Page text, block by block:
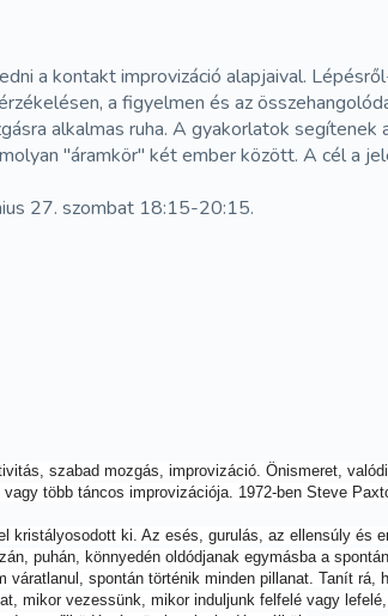
a kontakt improvizáció alapjaival.
a figyelmen és az
alkalmas ruha. A gyakorlatok segítenek
"áramkör" két ember között. A cél a
27. szombat 18:15-20:15.
szabad mozgás, improvizáció. Önismeret,
több táncos improvizációja. 1972-ben Steve
ki. Az esés, gurulás, az ellensúly és
puhán, könnyedén oldódjanak egymásba a
spontán történik minden pillanat. Tanít rá,
mikor vezessünk, mikor induljunk felfelé vagy